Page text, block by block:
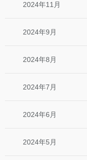
2024年11月
2024年9月
2024年8月
2024年7月
2024年6月
2024年5月